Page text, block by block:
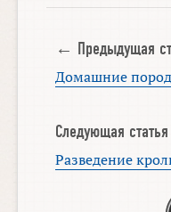
← Предыдущая
Домашние
Следующая
Разведение